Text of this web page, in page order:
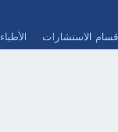
أقسام الاستشارات الأطباء